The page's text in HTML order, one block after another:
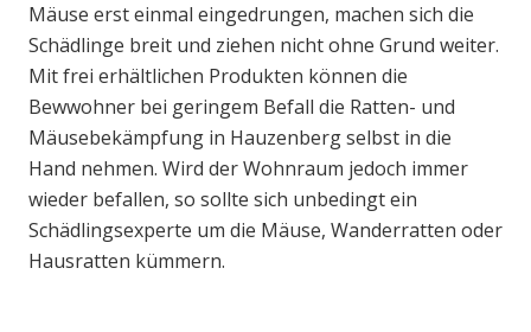
Mäuse erst einmal eingedrungen, machen sich die
Schädlinge breit und ziehen nicht ohne Grund weiter.
Mit frei erhältlichen Produkten können die
Bewwohner bei geringem Befall die Ratten- und
Mäusebekämpfung in Hauzenberg selbst in die
Hand nehmen. Wird der Wohnraum jedoch immer
wieder befallen, so sollte sich unbedingt ein
Schädlingsexperte um die Mäuse, Wanderratten oder
Hausratten kümmern.